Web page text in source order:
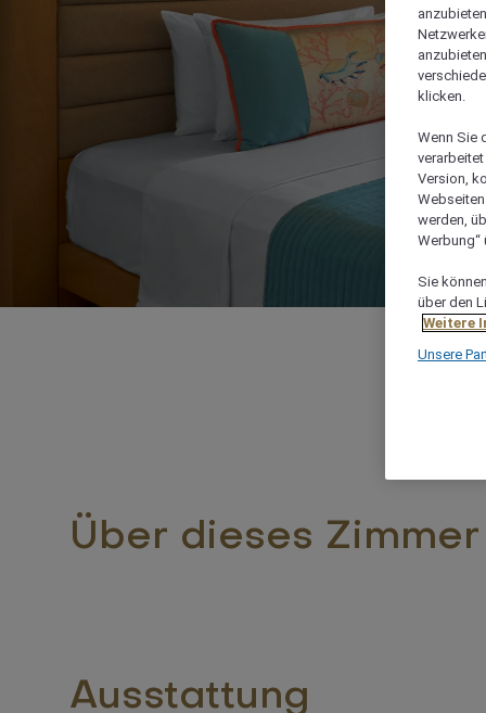
Über dieses Zimmer
Ausstattung
klicken.
Wenn Sie
Version,
werden,
Werbung“
Sie
über den
Weitere
Unsere